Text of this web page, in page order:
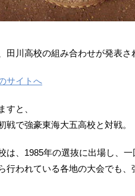
田川高校の組み合わせが発表さ
サイトへ
すと、
戦で強豪東海大五高校と対戦。
は、1985年の選抜に出場し、一
行われている各地の大会でも